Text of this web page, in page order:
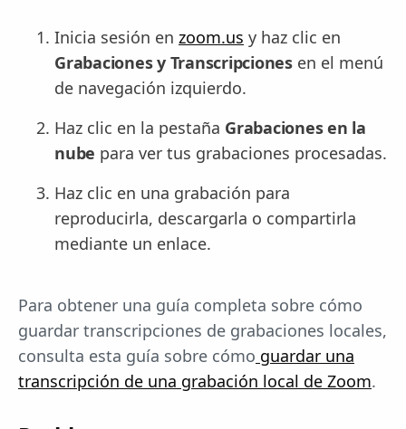
Inicia sesión en zoom.us y haz clic en
Grabaciones y Transcripcionesen el menú
de navegación izquierdo.
Haz clic en la pestaña Grabaciones en la
nube para ver tus grabaciones procesadas.
Haz clic en una grabación para
reproducirla, descargarla o compartirla
mediante un enlace.
Para obtener una guía completa sobre cómo
guardar transcripciones de grabaciones locales,
consulta esta guía sobre cómo guardar una
transcripción de una grabación local de Zoom.